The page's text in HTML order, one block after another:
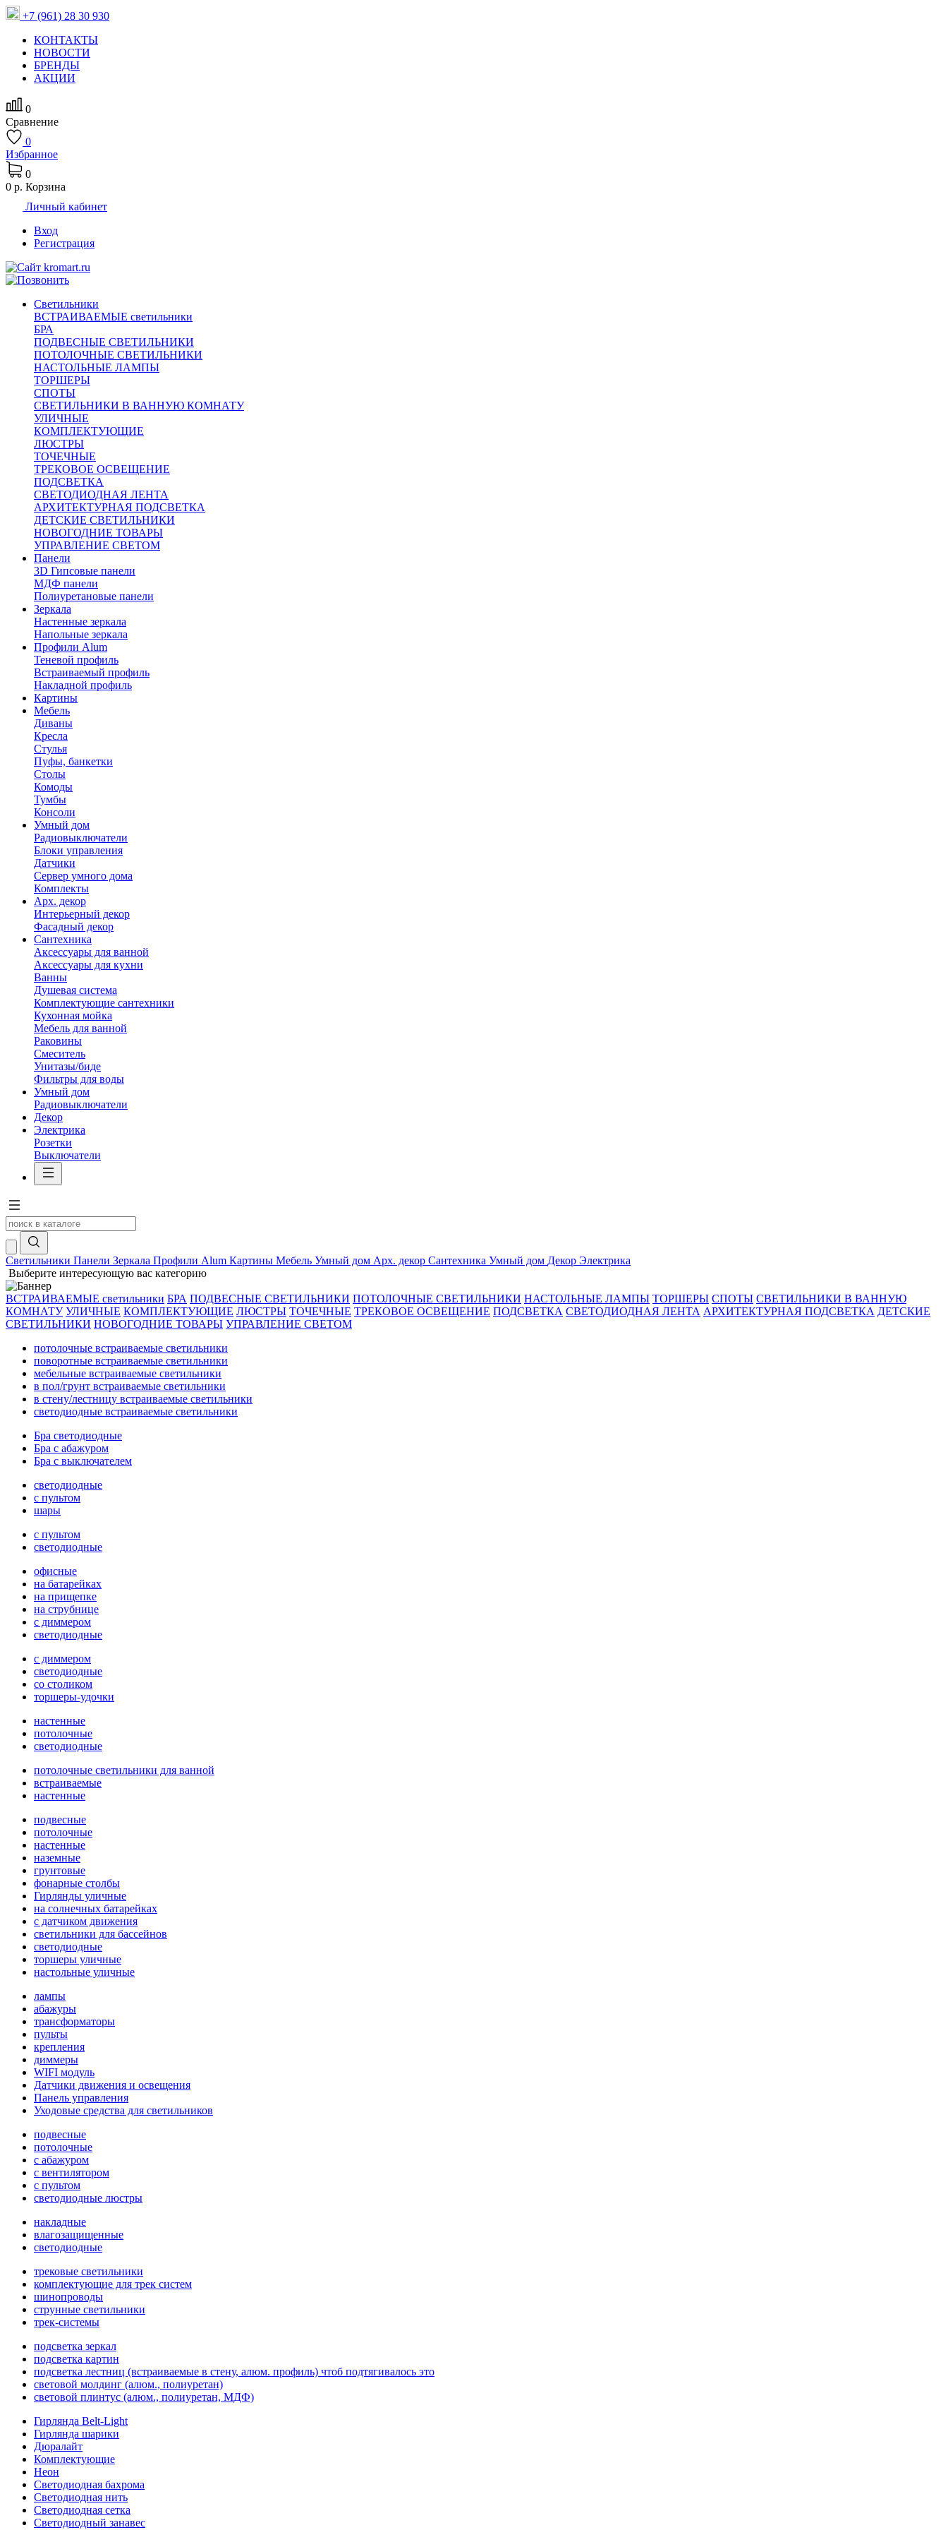
+7 (961) 28 30 930
КОНТАКТЫ
НОВОСТИ
БРЕНДЫ
АКЦИИ
0
Сравнение
0
Избранное
0
0 р. Корзина
Личный кабинет
Вход
Регистрация
Светильники
ВСТРАИВАЕМЫЕ светильники
БРА
ПОДВЕСНЫЕ СВЕТИЛЬНИКИ
ПОТОЛОЧНЫЕ СВЕТИЛЬНИКИ
НАСТОЛЬНЫЕ ЛАМПЫ
ТОРШЕРЫ
СПОТЫ
СВЕТИЛЬНИКИ В ВАННУЮ КОМНАТУ
УЛИЧНЫЕ
КОМПЛЕКТУЮЩИЕ
ЛЮСТРЫ
ТОЧЕЧНЫЕ
ТРЕКОВОЕ ОСВЕЩЕНИЕ
ПОДСВЕТКА
СВЕТОДИОДНАЯ ЛЕНТА
АРХИТЕКТУРНАЯ ПОДСВЕТКА
ДЕТСКИЕ СВЕТИЛЬНИКИ
НОВОГОДНИЕ ТОВАРЫ
УПРАВЛЕНИЕ СВЕТОМ
Панели
3D Гипсовые панели
МДФ панели
Полиуретановые панели
Зеркала
Настенные зеркала
Напольные зеркала
Профили Alum
Теневой профиль
Встраиваемый профиль
Накладной профиль
Картины
Мебель
Диваны
Кресла
Стулья
Пуфы, банкетки
Столы
Комоды
Тумбы
Консоли
Умный дом
Радиовыключатели
Блоки управления
Датчики
Сервер умного дома
Комплекты
Арх. декор
Интерьерный декор
Фасадный декор
Сантехника
Аксессуары для ванной
Аксессуары для кухни
Ванны
Душевая система
Комплектующие сантехники
Кухонная мойка
Мебель для ванной
Раковины
Смеситель
Унитазы/биде
Фильтры для воды
Умный дом
Радиовыключатели
Декор
Электрика
Розетки
Выключатели
Светильники Панели Зеркала Профили Alum Картины Мебель Умный дом Арх. декор Сантехника Умный дом Декор Электрика
Выберите интересующую вас категорию
ВСТРАИВАЕМЫЕ светильники БРА ПОДВЕСНЫЕ СВЕТИЛЬНИКИ ПОТОЛОЧНЫЕ СВЕТИЛЬНИКИ НАСТОЛЬНЫЕ ЛАМПЫ ТОРШЕРЫ СПОТЫ СВЕТИЛЬНИКИ В ВАННУЮ
КОМНАТУ УЛИЧНЫЕ КОМПЛЕКТУЮЩИЕ ЛЮСТРЫ ТОЧЕЧНЫЕ ТРЕКОВОЕ ОСВЕЩЕНИЕ ПОДСВЕТКА СВЕТОДИОДНАЯ ЛЕНТА АРХИТЕКТУРНАЯ ПОДСВЕТКА ДЕТСКИЕ
СВЕТИЛЬНИКИ НОВОГОДНИЕ ТОВАРЫ УПРАВЛЕНИЕ СВЕТОМ
потолочные встраиваемые светильники
поворотные встраиваемые светильники
мебельные встраиваемые светильники
в пол/грунт встраиваемые светильники
в стену/лестницу встраиваемые светильники
светодиодные встраиваемые светильники
Бра светодиодные
Бра с абажуром
Бра с выключателем
светодиодные
с пультом
шары
с пультом
светодиодные
офисные
на батарейках
на прищепке
на струбнице
с диммером
светодиодные
с диммером
светодиодные
со столиком
торшеры-удочки
настенные
потолочные
светодиодные
потолочные светильники для ванной
встраиваемые
настенные
подвесные
потолочные
настенные
наземные
грунтовые
фонарные столбы
Гирлянды уличные
на солнечных батарейках
с датчиком движения
светильники для бассейнов
светодиодные
торшеры уличные
настольные уличные
лампы
абажуры
трансформаторы
пульты
крепления
диммеры
WIFI модуль
Датчики движения и освещения
Панель управления
Уходовые средства для светильников
подвесные
потолочные
с абажуром
с вентилятором
с пультом
светодиодные люстры
накладные
влагозащищенные
светодиодные
трековые светильники
комплектующие для трек систем
шинопроводы
струнные светильники
трек-системы
подсветка зеркал
подсветка картин
подсветка лестниц (встраиваемые в стену, алюм. профиль) чтоб подтягивалось это
световой молдинг (алюм., полиуретан)
световой плинтус (алюм., полиуретан, МДФ)
Гирлянда Belt-Light
Гирлянда шарики
Дюралайт
Комплектующие
Неон
Светодиодная бахрома
Светодиодная нить
Светодиодная сетка
Светодиодный занавес